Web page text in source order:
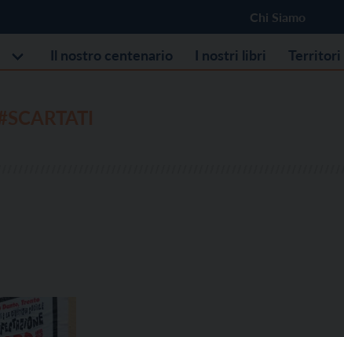
Chi Siamo
Il nostro centenario I nostri libri Territori